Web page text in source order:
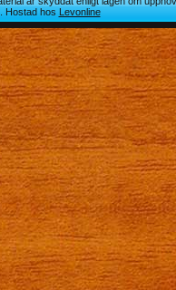
Hostad hosLevonline